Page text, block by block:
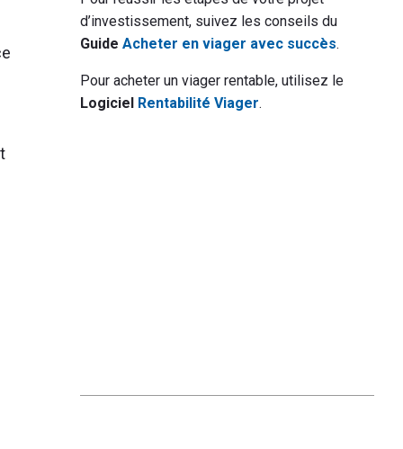
d’investissement, suivez les conseils du
GuideAcheter en viager avec succès.
Pour acheter un viager rentable, utilisez le
Logiciel Rentabilité Viager.